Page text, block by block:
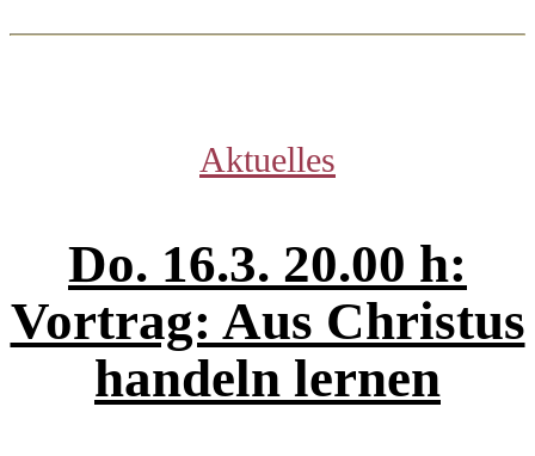
Kategorien
Aktuelles
Do. 16.3. 20.00 h:
Vortrag: Aus Christus
handeln lernen